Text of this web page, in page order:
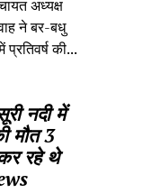
अध्यक्ष
ने बर-बधु
प्रतिवर्ष की...
नदी में
मौत 3
रहे थे